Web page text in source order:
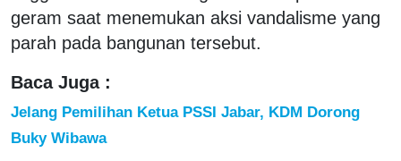
geram saat menemukan aksi vandalisme yang
parah pada bangunan tersebut.
Baca Juga :
Jelang Pemilihan Ketua PSSI Jabar, KDM Dorong
Buky Wibawa